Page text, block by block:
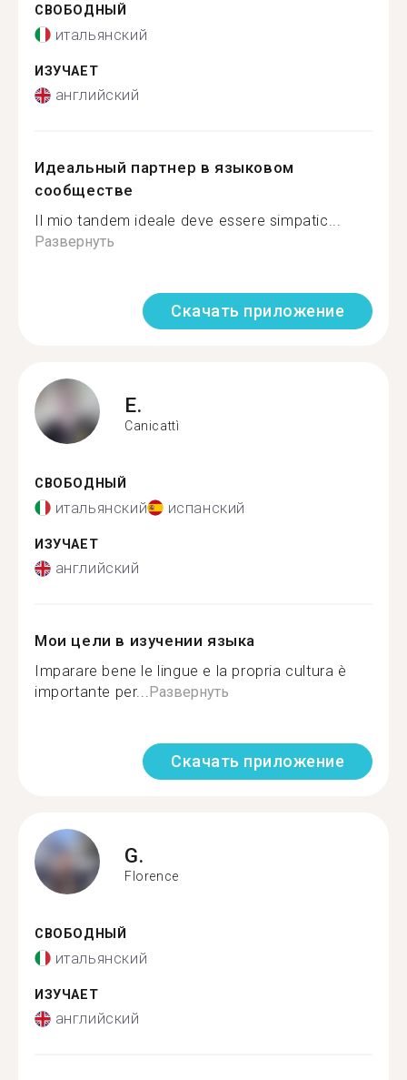
СВОБОДНЫЙ
итальянский
ИЗУЧАЕТ
английский
Идеальный партнер в языковом
сообществе
Il mio tandem ideale deve essere simpatic...
Развернуть
Скачать приложение
E.
Canicattì
СВОБОДНЫЙ
итальянский испанский
ИЗУЧАЕТ
английский
Мои цели в изучении языка
Imparare bene le lingue e la propria cultura è
importante per...Развернуть
Скачать приложение
G.
Florence
СВОБОДНЫЙ
итальянский
ИЗУЧАЕТ
английский